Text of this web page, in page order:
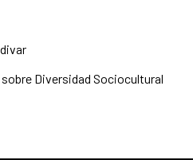
Diversidad Sociocultural